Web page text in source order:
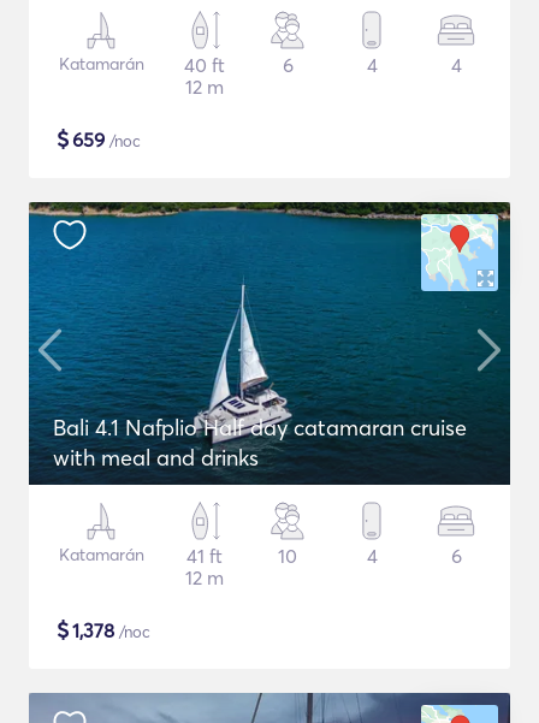
Katamarán
40 ft
12 m
6 4 4
$659 /noc
Bali 4.1 Nafplio Half day catamaran cruise
with meal and drinks
Katamarán
41 ft
12 m
10 4 6
$1,378 /noc